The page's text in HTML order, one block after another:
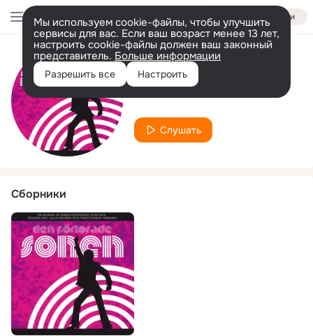
Войти
Мы используем cookie-файлы, чтобы улучшить
сервисы для вас. Если ваш возраст менее 13 лет,
настроить cookie-файлы должен ваш законный
представитель. Больше информации
Разрешить все Настроить
Исполнитель
Teodor Lind
Слушать
Сборники